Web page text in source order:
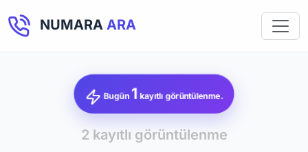
NUMARA ARA
Bugün1 kayıtlı görüntülenme.
2 kayıtlı görüntülenme